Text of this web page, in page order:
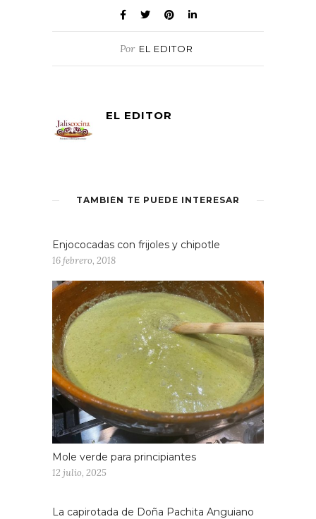
Por EL EDITOR
EL EDITOR
TAMBIÉN TE PUEDE INTERESAR
Enjococadas con frijoles y chipotle
16 febrero, 2018
Mole verde para principiantes
12 julio, 2025
La capirotada de Doña Pachita Anguiano